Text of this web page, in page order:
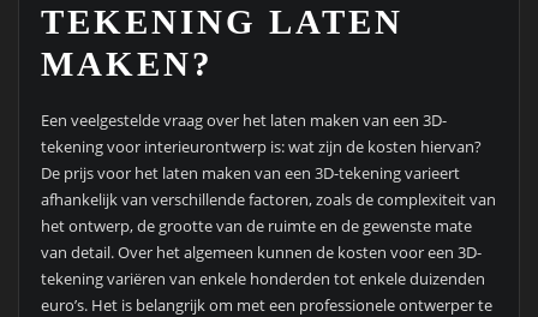
TEKENING LATEN
MAKEN?
Een veelgestelde vraag over het laten maken van een 3D-
tekening voor interieurontwerp is: wat zijn de kosten hiervan?
De prijs voor het laten maken van een 3D-tekening varieert
afhankelijk van verschillende factoren, zoals de complexiteit van
het ontwerp, de grootte van de ruimte en de gewenste mate
van detail. Over het algemeen kunnen de kosten voor een 3D-
tekening variëren van enkele honderden tot enkele duizenden
euro’s. Het is belangrijk om met een professionele ontwerper te